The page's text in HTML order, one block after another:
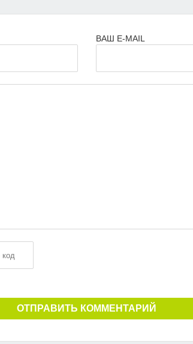
ВАШ E-MAIL
ОТПРАВИТЬ КОММЕНТАРИЙ